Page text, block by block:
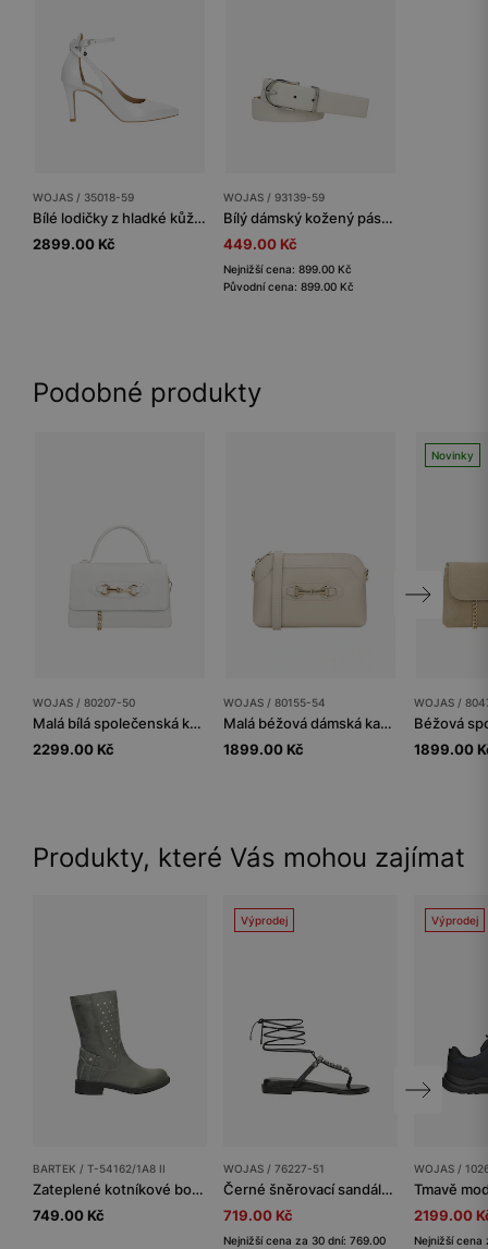
WOJAS / 35018-59
Bílé lodičky z hladké kůže na podpatku
2899.00 Kč
WOJAS / 93139-59
Bílý dámský kožený pásek se stříbrnou přezkou
449.00 Kč
Nejnižší cena: 899.00 Kč
Původní cena: 899.00 Kč
Podobné produkty
WOJAS / 80207-50
Malá bílá společenská kabelka
2299.00 Kč
WOJAS / 80155-54
Malá béžová dámská kabelka se zlatou ozdobou
1899.00 Kč
Novinky
WOJAS /
1899.00
Produkty, které Vás mohou zajímat
BARTEK / T-54162/1A8 II
Zateplené kotníkové boty BARTEK T-54162/1A8 II, pro dívky, šedé
749.00 Kč
Výprodej
WOJAS / 76227-51
Černé šněrovací sandály s ozdobnou aplikací
719.00 Kč
Nejnižší cena za 30 dní: 769.00
Výprodej
WOJAS /
2199.00
Nejnižší cena